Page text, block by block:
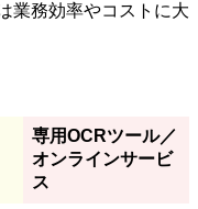
業務効率やコストに大
専用OCRツール／
オンラインサービ
ス